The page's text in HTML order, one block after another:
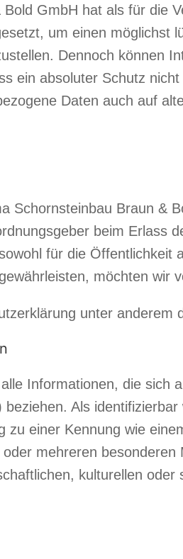
GmbH hat als für die
um einen möglichst
Dennoch können
ein absoluter Schutz
Daten auch auf
Schornsteinbau Braun &
beim Erlass
für die
möchten wir
unter anderem
Informationen, die sich
beziehen. Als
zu einer Kennung wie
mehreren
kulturellen